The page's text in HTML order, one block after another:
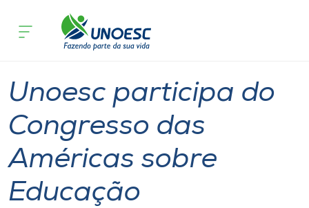
Cursos
Pesquisa
Atendimento ao Estudante
Portal de Ensino
International
Unoesc participa do
Congresso das
Américas sobre
Educação